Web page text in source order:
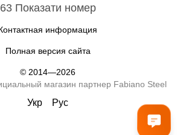
Показати номер
информация
Полная версия сайта
© 2014—2026
магазин партнер Fabiano Steel
Укр Рус